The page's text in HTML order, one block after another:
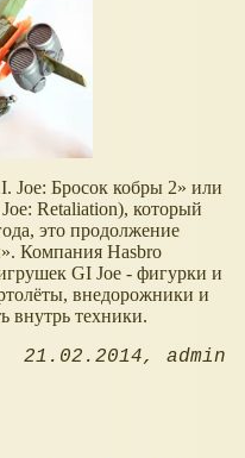
Joe: Бросок кобры 2
или
Retaliation), который
это продолжение
. Компания Hasbro
GI Joe - фигурки и
внедорожники и
внутрь техники.
21.02.2014 admin